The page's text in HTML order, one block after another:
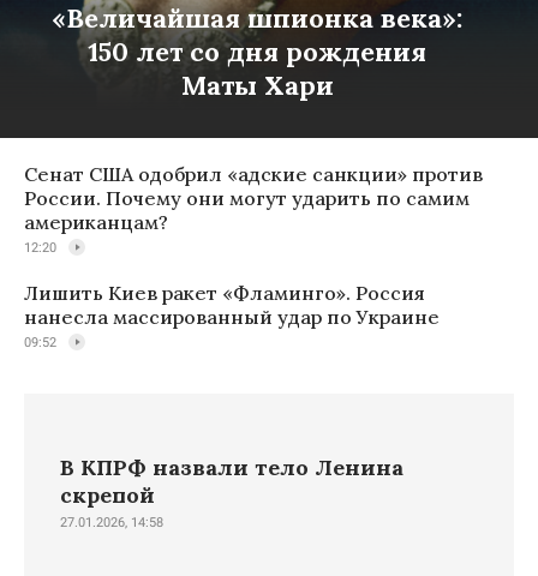
«Величайшая шпионка века»:
150 лет со дня рождения
Маты Хари
Сенат США одобрил «адские санкции» против
России. Почему они могут ударить по самим
американцам?
12:20
Лишить Киев ракет «Фламинго». Россия
нанесла массированный удар по Украине
09:52
В КПРФ назвали тело Ленина
скрепой
27.01.2026, 14:58